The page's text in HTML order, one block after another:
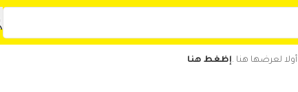
لعرضها هنا .إظغط هنا